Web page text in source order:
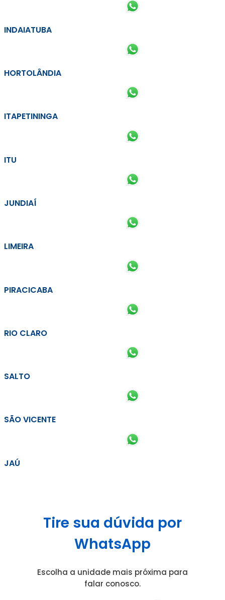
INDAIATUBA
HORTOLÂNDIA
ITAPETININGA
ITU
JUNDIAÍ
LIMEIRA
PIRACICABA
RIO CLARO
SALTO
SÃO VICENTE
JAÚ
Tire sua dúvida por
WhatsApp
Escolha a unidade mais próxima para
falar conosco.